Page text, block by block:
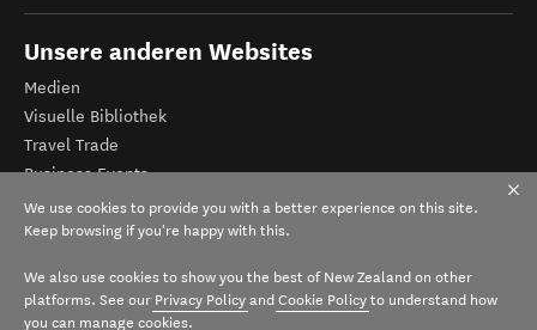
Unsere anderen Websites
Medien
Visuelle Bibliothek
Travel Trade
Business Events
Tourismus Neuseeland
Veranstalter-Registrierung
We use cookies to provide you with a better experience on this site.
Keep browsing if you're happy with this.
We also use cookies to show you the best of New Zealand on other
platforms. See our Privacy Policy and Cookie Policy to understand how
you can manage cookies.